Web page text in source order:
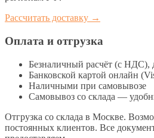
Рассчитать доставку →
Оплата и отгрузка
Безналичный расчёт (с
Банковской картой онлайн
Наличными при самовывозе
Самовывоз со склада —
Отгрузка со склада в Москве.
постоянных клиентов. Все